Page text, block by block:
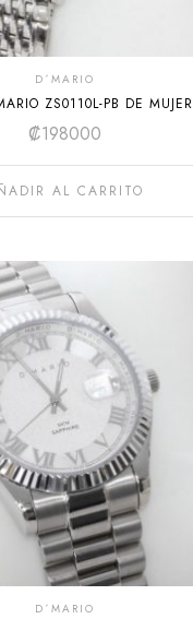
D´MARIO
ZS0110L-PB DE MUJER
₡198000
AL CARRITO
D´MARIO